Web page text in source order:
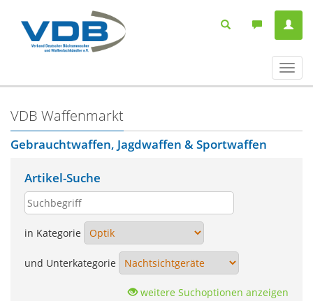
ein-/
VDB Waffenmarkt
Gebrauchtwaffen, Jagdwaffen & Sportwaffen
Artikel-Suche
in Kategorie
und Unterkategorie
weitere Suchoptionen anzeigen